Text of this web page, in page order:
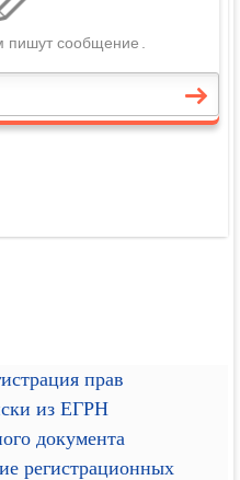
прав
из ЕГРН
документа
регистрационных